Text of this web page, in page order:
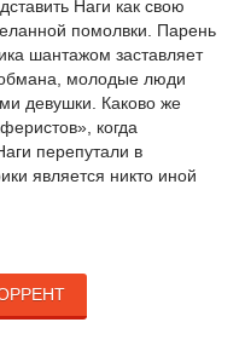
Наги как свою
помолвки. Парень
шантажом заставляет
обмана, молодые люди
девушки. Каково же
когда
перепутали в
является никто иной